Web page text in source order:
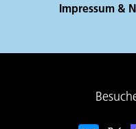
Impressum &